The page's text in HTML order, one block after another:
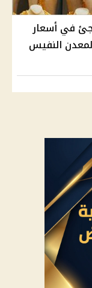
في أسعار
النفيس